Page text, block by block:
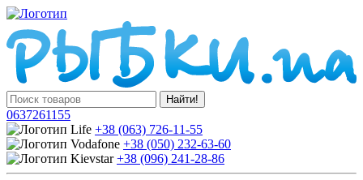
Найти!
0637261155
+38 (063) 726-11-55
+38 (050) 232-63-60
+38 (096) 241-28-86